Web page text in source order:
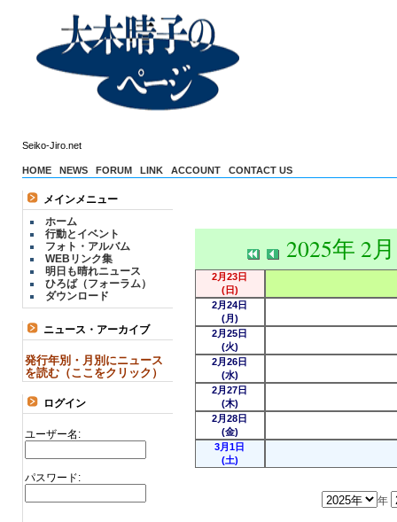
Seiko-Jiro.net
HOME NEWS FORUM LINK ACCOUNT CONTACT US
メインメニュー
ホーム
行動とイベント
フォト・アルバム
WEBリンク集
明日も晴れニュース
ひろば（フォーラム）
ダウンロード
ニュース・アーカイブ
発行年別・月別にニュース
を読む（ここをクリック）
ログイン
ユーザー名:
パスワード:
2025年 2
2月23日
(日)
2月24日
(月)
2月25日
(火)
2月26日
(水)
2月27日
(木)
2月28日
(金)
3月1日
(土)
年